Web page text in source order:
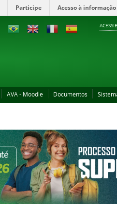
Participe Acesso à informação
AVA - Moodle Documentos